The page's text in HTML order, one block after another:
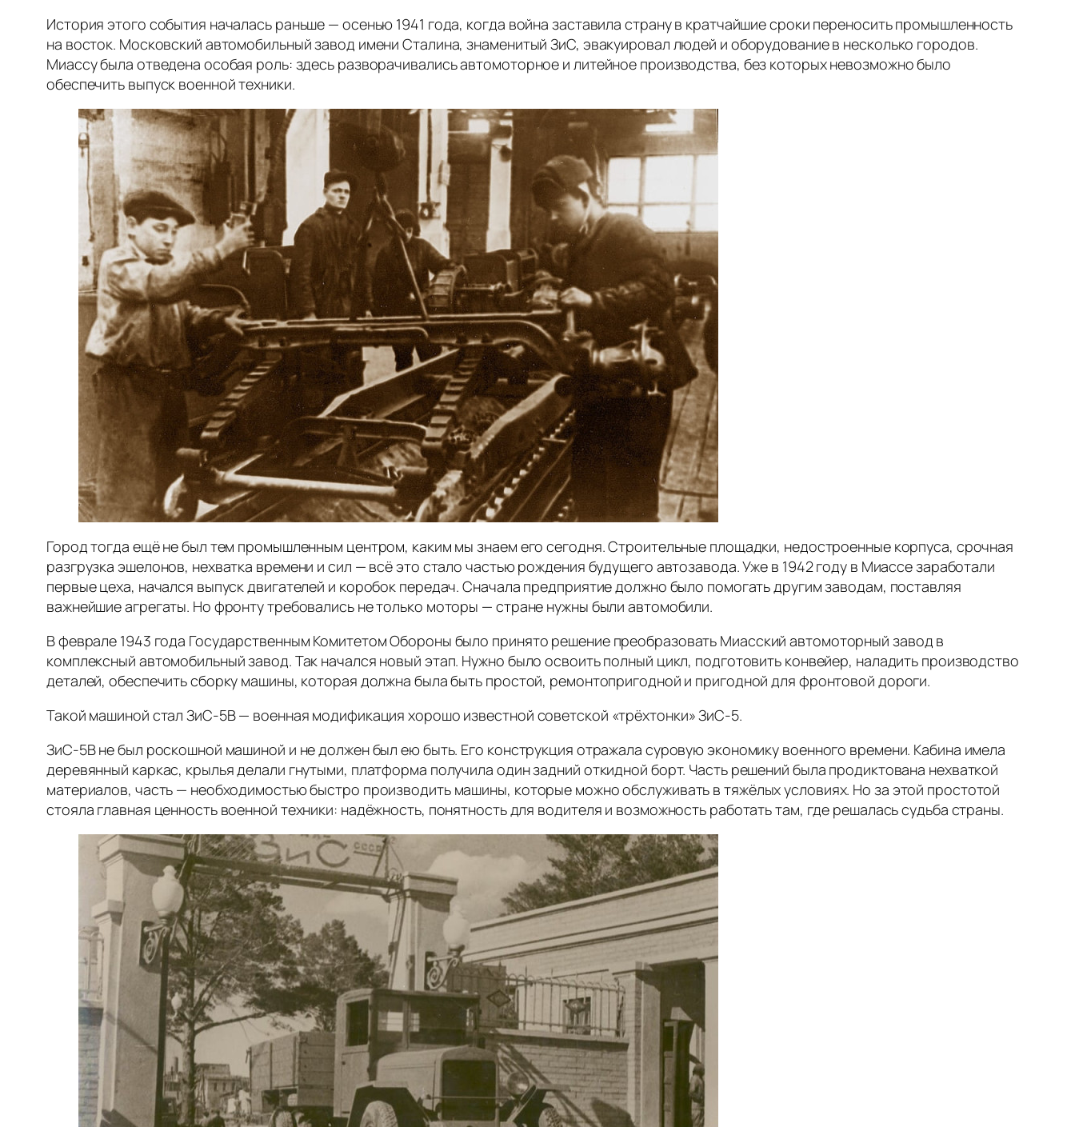
История этого события началась раньше — осенью 1941 года, когда война заставила страну в кратчайшие сроки переносить промышленность
на восток. Московский автомобильный завод имени Сталина, знаменитый ЗиС, эвакуировал людей и оборудование в несколько городов.
Миассу была отведена особая роль: здесь разворачивались автомоторное и литейное производства, без которых невозможно было
обеспечить выпуск военной техники.
Город тогда ещё не был тем промышленным центром, каким мы знаем его сегодня. Строительные площадки, недостроенные корпуса, срочная
разгрузка эшелонов, нехватка времени и сил — всё это стало частью рождения будущего автозавода. Уже в 1942 году в Миассе заработали
первые цеха, начался выпуск двигателей и коробок передач. Сначала предприятие должно было помогать другим заводам, поставляя
важнейшие агрегаты. Но фронту требовались не только моторы — стране нужны были автомобили.
В феврале 1943 года Государственным Комитетом Обороны было принято решение преобразовать Миасский автомоторный завод в
комплексный автомобильный завод. Так начался новый этап. Нужно было освоить полный цикл, подготовить конвейер, наладить производство
деталей, обеспечить сборку машины, которая должна была быть простой, ремонтопригодной и пригодной для фронтовой дороги.
Такой машиной стал ЗиС-5В — военная модификация хорошо известной советской «трёхтонки» ЗиС-5.
ЗиС-5В не был роскошной машиной и не должен был ею быть. Его конструкция отражала суровую экономику военного времени. Кабина имела
деревянный каркас, крылья делали гнутыми, платформа получила один задний откидной борт. Часть решений была продиктована нехваткой
материалов, часть — необходимостью быстро производить машины, которые можно обслуживать в тяжёлых условиях. Но за этой простотой
стояла главная ценность военной техники: надёжность, понятность для водителя и возможность работать там, где решалась судьба страны.